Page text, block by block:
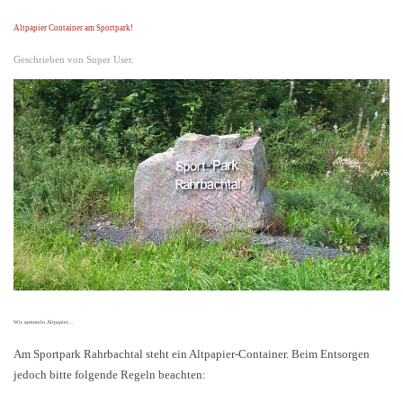
Altpapier Container am Sportpark!
Geschrieben von Super User.
Wir sammeln Altpapier...
Am Sportpark Rahrbachtal steht ein Altpapier-Container. Beim Entsorgen
jedoch bitte folgende Regeln beachten: